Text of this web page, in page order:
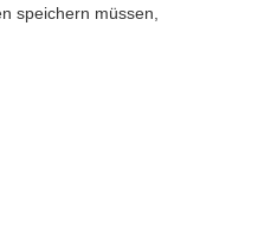
speichern müssen,